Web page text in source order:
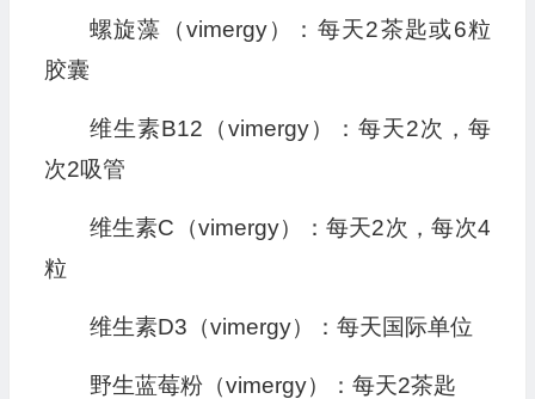
螺旋藻（vimergy）：每天2茶匙或6粒
胶囊
维生素B12（vimergy）：每天2次，每
次2吸管
维生素C（vimergy）：每天2次，每次4
粒
维生素D3（vimergy）：每天国际单位
野生蓝莓粉（vimergy）：每天2茶匙